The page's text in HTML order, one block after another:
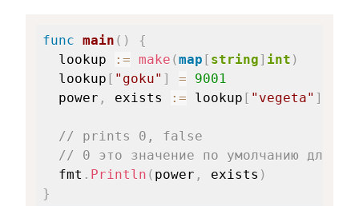
func main ( )
{
  lookup
:= make (map [ string] int )
  lookup
[ "goku" ] =
9001
  power
, exists := lookup [ "vegeta" ]
// prints 0, false
// 0 это значение по умолчанию для
  fmt
. Println ( power , exists )
}